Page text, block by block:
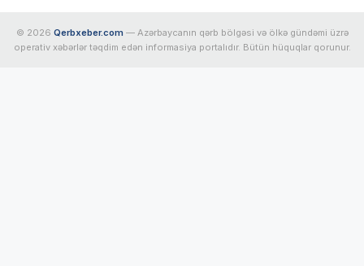
© 2026 Qerbxeber.com — Azərbaycanın qərb bölgəsi və ölkə gündəmi üzrə
operativ xəbərlər təqdim edən informasiya portalıdır. Bütün hüquqlar qorunur.